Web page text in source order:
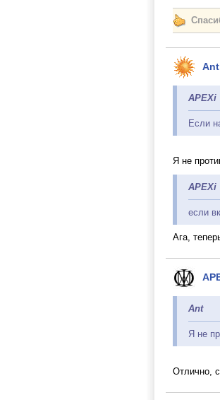
Ant
APEXi
Если
Я не
APEXi
если
Ага,
Ant
Я не
Отлично,